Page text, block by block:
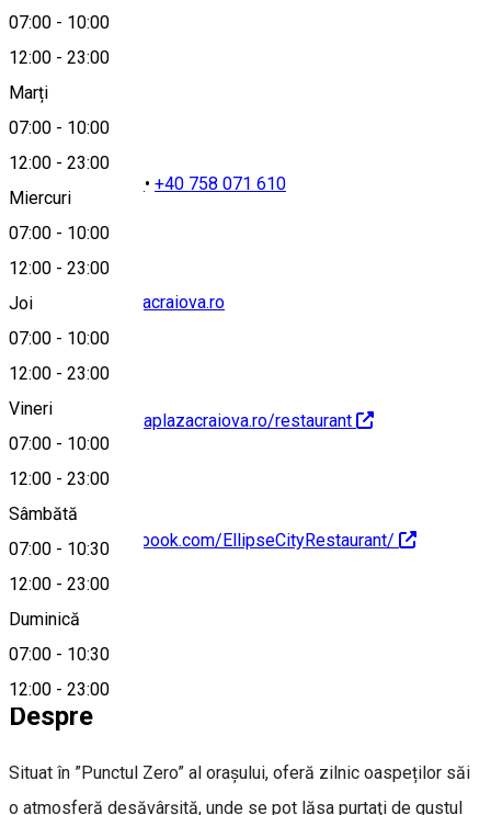
07:00 - 10:00
12:00 - 23:00
Marți
07:00 - 10:00
12:00 - 23:00
Miercuri
07:00 - 10:00
12:00 - 23:00
Joi
07:00 - 10:00
12:00 - 23:00
Vineri
07:00 - 10:00
12:00 - 23:00
Sâmbătă
07:00 - 10:30
12:00 - 23:00
Duminică
07:00 - 10:30
12:00 - 23:00
Hartă
• +40 758 071 610
info@ramadaplazacraiova.ro
http://www.ramadaplazacraiova.ro/restaurant
https://www.facebook.com/EllipseCityRestaurant/
+40 758 071 610
Despre
Situat în ”Punctul Zero” al orașului, oferă zilnic oaspeților săi
o atmosferă desăvârșită, unde se pot lăsa purtaţi de gustul